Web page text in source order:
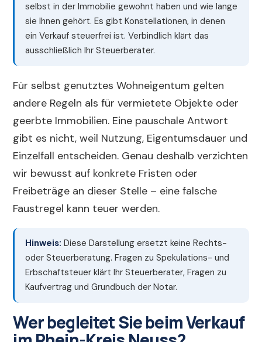
selbst in der Immobilie gewohnt haben und wie lange
sie Ihnen gehört. Es gibt Konstellationen, in denen
ein Verkauf steuerfrei ist. Verbindlich klärt das
ausschließlich Ihr Steuerberater.
Für selbst genutztes Wohneigentum gelten
andere Regeln als für vermietete Objekte oder
geerbte Immobilien. Eine pauschale Antwort
gibt es nicht, weil Nutzung, Eigentumsdauer und
Einzelfall entscheiden. Genau deshalb verzichten
wir bewusst auf konkrete Fristen oder
Freibeträge an dieser Stelle – eine falsche
Faustregel kann teuer werden.
Hinweis: Diese Darstellung ersetzt keine Rechts-
oder Steuerberatung. Fragen zu Spekulations- und
Erbschaftsteuer klärt Ihr Steuerberater, Fragen zu
Kaufvertrag und Grundbuch der Notar.
Wer begleitet Sie beim Verkauf